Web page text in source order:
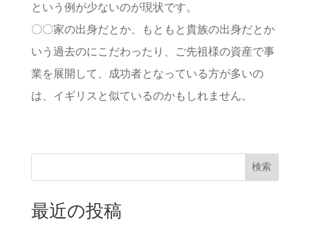
という例が少ないのが現状です。
〇〇家の出身だとか、もともと貴族の出身だとか
いう過去のにこだわったり、ご先祖様の資産で事
業を展開して、成功者となっている方が多いの
は、イギリスと似ているのかもしれません。
検索
最近の投稿